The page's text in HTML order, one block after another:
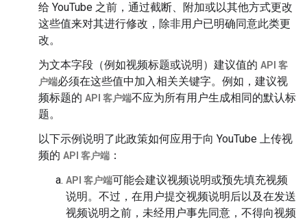
给 YouTube 之前，通过截断、附加或以其他方式更改
这些值来对其进行修改，除非用户已明确同意此类更
改。
为文本字段（例如视频标题或说明）建议值的 API 客
户端必须在这些值中加入相关关键字。例如，建议视
频标题的 API 客户端不应为所有用户生成相同的默认标
题。
以下示例说明了此政策如何应用于向 YouTube 上传视
频的 API 客户端 ：
API 客户端可能会建议视频说明或预先填充视频
说明。不过，在用户提交视频说明后以及在发送
视频说明之前，未经用户事先同意，不得向视频